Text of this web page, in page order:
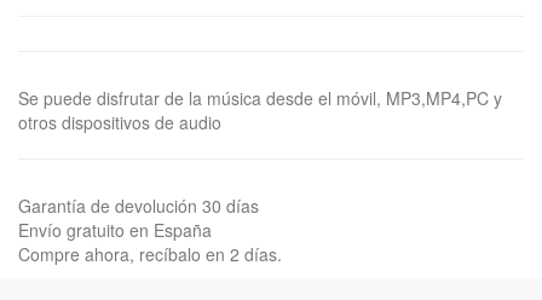
Se puede disfrutar de la música desde el móvil, MP3,MP4,PC y
otros dispositivos de audio
Garantía de devolución 30 días
Envío gratuito en España
Compre ahora, recíbalo en 2 días.